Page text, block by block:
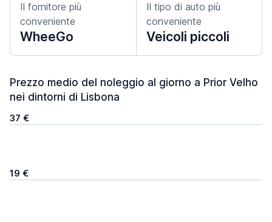
Il fornitore più
conveniente
WheeGo
Il tipo di auto più
conveniente
Veicoli piccoli
Prezzo medio del noleggio al giorno a Prior Velho
nei dintorni di Lisbona
37 €
19 €